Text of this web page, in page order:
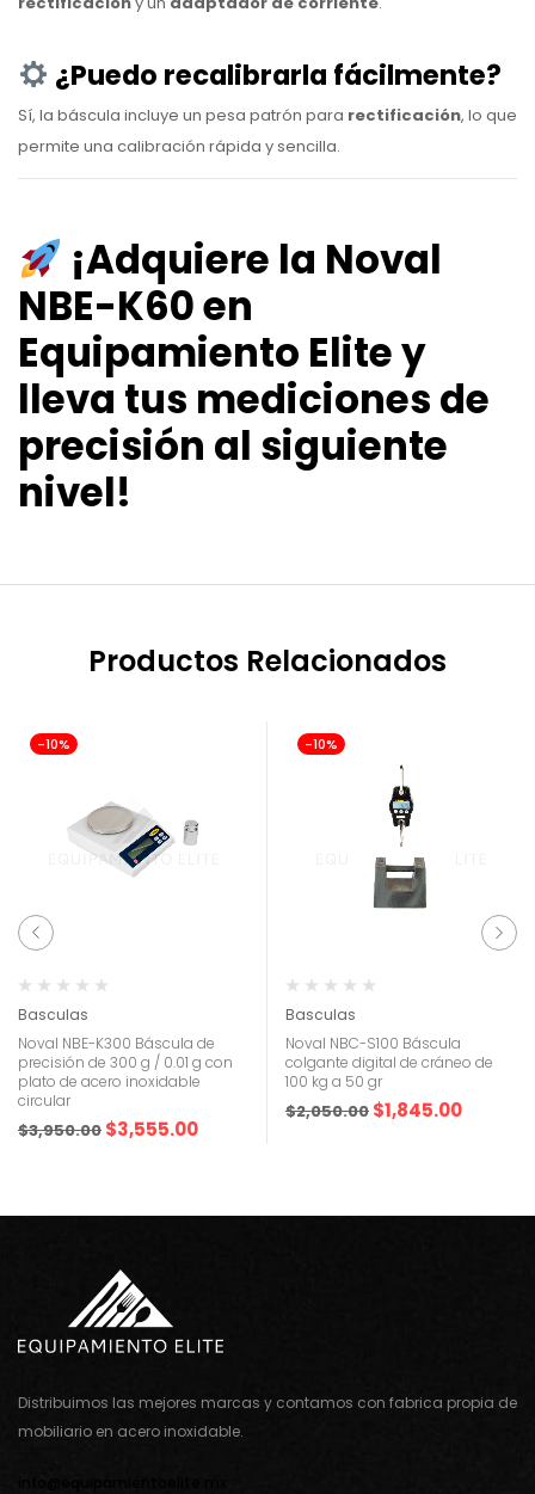
¿Puedo recalibrarla fácilmente?
Sí, la báscula incluye un pesa patrón para rectificación, lo que
permite una calibración rápida y sencilla.
¡Adquiere la Noval
NBE-K60 en
Equipamiento Elite y
lleva tus mediciones de
precisión al siguiente
nivel!
Productos Relacionados
-10%
Basculas
Noval NBE-K300 Báscula de
precisión de 300 g / 0.01 g con
plato de acero inoxidable
circular
$3,950.00 $3,555.00
-10%
Basculas
Noval NBC-S100 Báscula
colgante digital de cráneo de
100 kg a 50 gr
$2,050.00 $1,845.00
Distribuimos las mejores marcas y contamos con fabrica propia de
mobiliario en acero inoxidable.